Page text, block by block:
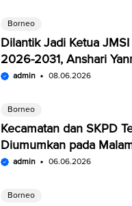
Borneo
Dilantik Jadi Ketua
2026-2031, Anshari
Verifikasi Perusahaan
admin 08.06.2026
Borneo
Kecamatan dan SKPD
Diumumkan pada
Penutupan Expo Saijaan
admin 06.06.2026
Borneo